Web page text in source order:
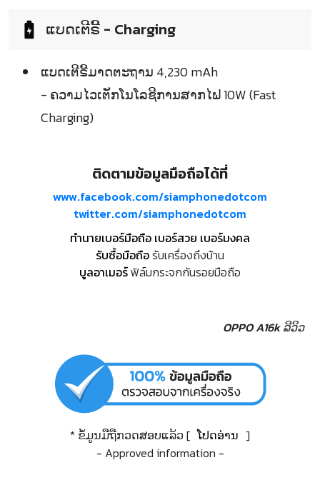
ແບດເຕີຣີ້ - Charging
ແບດເຕີຣີ້ມາດຕະຖານ 4,230 mAh
- ຄວາມໄວເຕັກໂນໂລຊີການສາກໄຟ 10W (Fast
Charging)
ติดตามข้อมูลมือถือได้ที่
www.facebook.com/siamphonedotcom
twitter.com/siamphonedotcom
ทำนายเบอร์มือถือ เบอร์สวย เบอร์มงคล
รับซื้อมือถือรับเครื่องถึงบ้าน
บูลอาเมอร์ฟิล์มกระจกกันรอยมือถือ
OPPO A16k ລີວິວ
* ຂໍ້ມູນມືຖືກວດສອບແລ້ວ [ ໂປດອ່ານ ]
- Approved information -